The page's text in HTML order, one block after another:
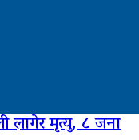
मृत्यु, ८ जना